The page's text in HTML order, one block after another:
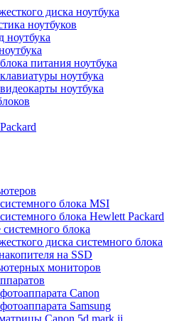
диска ноутбука
ноутбуков
ноутбука
питания ноутбука
ноутбука
ноутбука
блока MSI
блока Hewlett Packard
системного блока
диска системного блока
на SSD
мониторов
Canon
Samsung
Canon 5d mark ii